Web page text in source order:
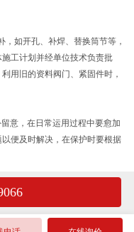
如开孔、补焊、替换筒节等，
工计划并经单位技术负责批
用旧的资料阀门、紧固件时，
意，在日常运用过程中要愈加
便及时解决，在保护时要根据